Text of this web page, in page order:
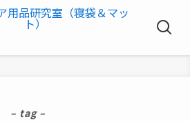
– tag –